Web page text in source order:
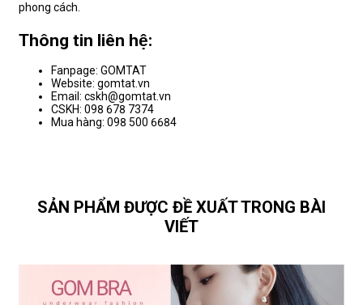
phong cách.
Thông tin liên hệ:
Fanpage: GOMTAT
Website: gomtat.vn
Email: cskh@gomtat.vn
CSKH: 098 678 7374
Mua hàng: 098 500 6684
SẢN PHẨM ĐƯỢC ĐỀ XUẤT TRONG BÀI
VIẾT